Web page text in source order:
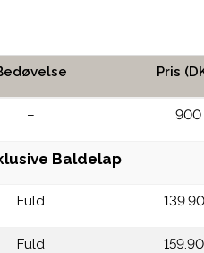
Pris
– 900
Baldelap
Fuld
Fuld